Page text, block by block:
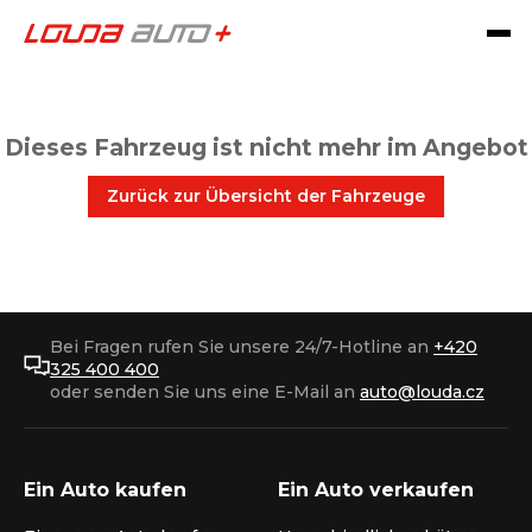
Dieses Fahrzeug ist nicht mehr im Angebot
Zurück zur Übersicht der Fahrzeuge
Bei Fragen rufen Sie unsere 24/7-Hotline an +420
325 400 400
oder senden Sie uns eine E-Mail an auto@louda.cz
Ein Auto kaufen Ein Auto verkaufen